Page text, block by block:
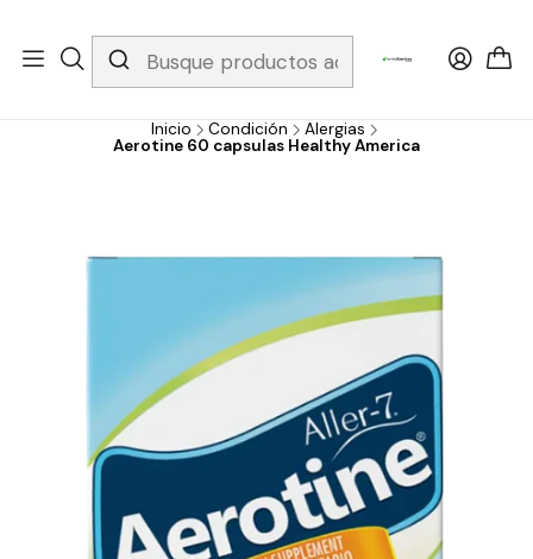
Whatsapp 3229079958/ Fijo 6019251796 / Envios a todo el país y
gratis apartir de 199.000!
Inicio Condición
Alergias
Aerotine 60 capsulas Healthy America